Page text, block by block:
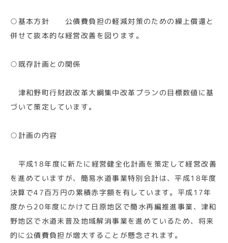
○基本方針 公債費負担の軽減対策のための繰上償還と
併せて抜本的な経営改善を図ります。
○既存計画との関係
津和野町行財政改革大綱集中改革プランの目標数値に基
づいて策定しています。
○計画の内容
平成18年度に新たに経営健全化計画を策定して経営改善
を進めていますが、簡易水道事業特別会計は、平成18年度
決算で47百万円の累積赤字額を有しています。平成17年
度から20年度にかけて日原地区で簡水再編推進事業、津和
野地区で水道未普及地域解消事業を進めているため、将来
的に公債費負担が増大することが懸念されます。